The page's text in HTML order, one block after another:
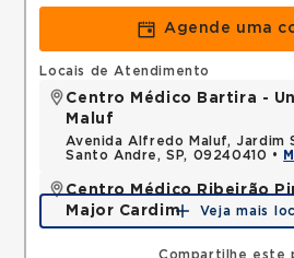
Agende uma
Compartilhe este
Locais de Atendimento
Centro Médico Bartira -
Maluf
Avenida Alfredo Maluf, Jardim
Santo Andre, SP, 09240410 •
Centro Médico Ribeirão
Major Cardim
Rua Major Cardim, Suissa,
Mapa
Veja mais